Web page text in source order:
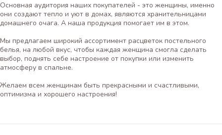
Основная аудитория наших покупателей - это женщины, именно
они создают тепло и уют в домах, являются хранительницами
домашнего очага. А наша продукция помогает им в этом.
Мы предлагаем широкий ассортимент расцветок постельного
белья, на любой вкус, чтобы каждая женщина смогла сделать
выбор, поднять себе настроение от покупки или изменить
атмосферу в спальне.
Желаем всем женщинам быть прекрасными и счастливыми,
оптимизма и хорошего настроения!